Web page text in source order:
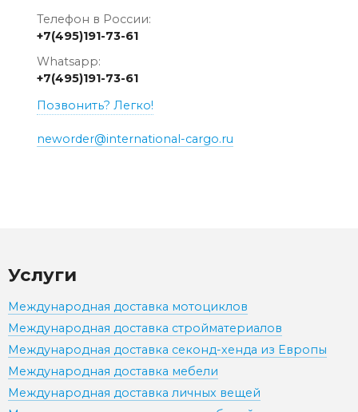
Телефон в России:
+7(495)191-73-61
Whatsapp:
+7(495)191-73-61
Позвонить? Легко!
neworder@international-cargo.ru
Услуги
Международная доставка мотоциклов
Международная доставка стройматериалов
Международная доставка секонд-хенда из Европы
Международная доставка мебели
Международная доставка личных вещей